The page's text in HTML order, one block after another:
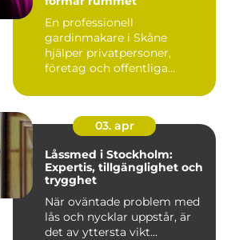
En professionell
gardinmakare i Skåne
hjälper privatpersoner,
företag och offentliga
03. apr
Låssmed i Stockholm:
Expertis, tillgänglighet och
trygghet
När oväntade problem med
lås och nycklar uppstår, är
det av yttersta vikt...